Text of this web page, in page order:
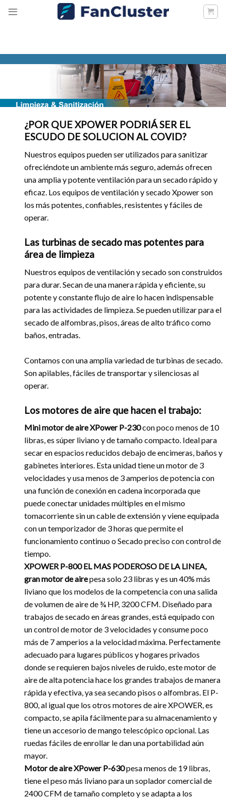
¿POR QUE XPOWER PODRIÁ SER EL
ESCUDO DE SOLUCION AL COVID?
Nuestros equipos pueden ser utilizados para sanitizar
ofreciéndote un ambiente más seguro, además ofrecen
una amplia y potente ventilación para un secado rápido y
eficaz. Los equipos de ventilación y secado Xpower son
los más potentes, confiables, resistentes y fáciles de
operar.
Las turbinas de secado mas potentes para
área de limpieza
Nuestros equipos de ventilación y secado son construidos
para durar. Secan de una manera rápida y eficiente, su
potente y constante flujo de aire lo hacen indispensable
para las actividades de limpieza. Se pueden utilizar para el
secado de alfombras, pisos, áreas de alto tráfico como
baños, entradas.
Contamos con una amplia variedad de turbinas de secado.
Son apilables, fáciles de transportar y silenciosas al
operar.
Los motores de aire que hacen el trabajo:
Mini motor de aire XPower P-230con poco menos de 10
libras, es súper liviano y de tamaño compacto. Ideal para
secar en espacios reducidos debajo de encimeras, baños y
gabinetes interiores. Esta unidad tiene un motor de 3
velocidades y usa menos de 3 amperios de potencia con
una función de conexión en cadena incorporada que
puede conectar unidades múltiples en el mismo
tomacorriente sin un cable de extensión y viene equipada
con un temporizador de 3 horas que permite el
funcionamiento continuo o Secado preciso con control de
tiempo.
XPOWER P-800 EL MAS PODEROSO DE LA LINEA,
gran motor de airepesa solo 23 libras y es un 40% más
liviano que los modelos de la competencia con una salida
de volumen de aire de ¾ HP, 3200 CFM. Diseñado para
trabajos de secado en áreas grandes, está equipado con
un control de motor de 3 velocidades y consume poco
más de 7 amperios a la velocidad máxima. Perfectamente
adecuado para lugares públicos y hogares privados
donde se requieren bajos niveles de ruido, este motor de
aire de alta potencia hace los grandes trabajos de manera
rápida y efectiva, ya sea secando pisos o alfombras. El P-
800, al igual que los otros motores de aire XPOWER, es
compacto, se apila fácilmente para su almacenamiento y
tiene un accesorio de mango telescópico opcional. Las
ruedas fáciles de enrollar le dan una portabilidad aún
mayor.
Motor de aire XPower P-630pesa menos de 19 libras,
tiene el peso más liviano para un soplador comercial de
2400 CFM de tamaño completo y se adapta a los